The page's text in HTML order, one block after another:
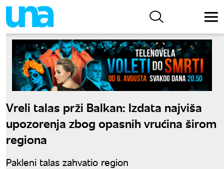
Vreli talas prži Balkan: Izdata najviša
upozorenja zbog opasnih vrućina širom
regiona
Pakleni talas zahvatio region